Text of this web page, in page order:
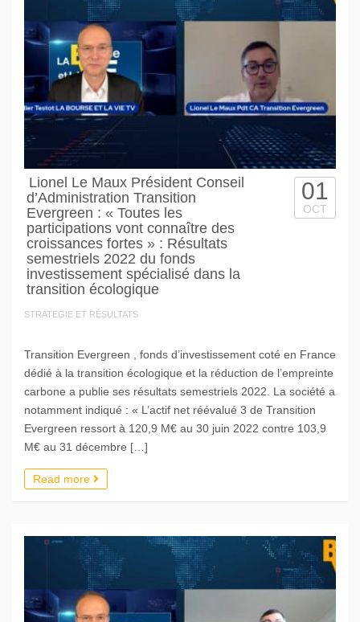
Lionel Le Maux Président Conseil
d’Administration Transition
Evergreen : « Toutes les
participations vont connaître des
croissances fortes » : Résultats
semestriels 2022 du fonds
investissement spécialisé dans la
transition écologique
STRATEGIE ET RÉSULTATS
01
OCT
Transition Evergreen , fonds d’investissement coté en France
dédié à la transition écologique et la réduction de l’empreinte
carbone a publie ses résultats semestriels 2022. La société a
notamment indiqué : « L’actif net réévalué 3 de Transition
Evergreen ressort à 120,9 M€ au 30 juin 2022 contre 103,9
M€ au 31 décembre […]
Read more